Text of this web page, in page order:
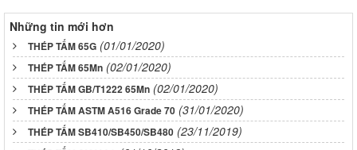
Những tin mới hơn
THÉP TẤM 65G (01/01/2020)
THÉP TẤM 65Mn (02/01/2020)
THÉP TẤM GB/T1222 65Mn (02/01/2020)
THÉP TẤM ASTM A516 Grade 70 (31/01/2020)
THÉP TẤM SB410/SB450/SB480 (23/11/2019)